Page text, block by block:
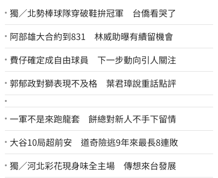
獨／北勢棒球隊穿破鞋拚冠軍 台僑看哭了
阿部雄大合約到831 林威助曝有續留機會
費仔確定成自由球員 下一步動向引人關注
郭郁政對獅表現不及格 葉君璋說重話點評
一軍不是來跑龍套 餅總對新人不手下留情
大谷10局超前安 道奇險逃9年來最長8連敗
獨／河北彩花現身味全主場 傳想來台發展